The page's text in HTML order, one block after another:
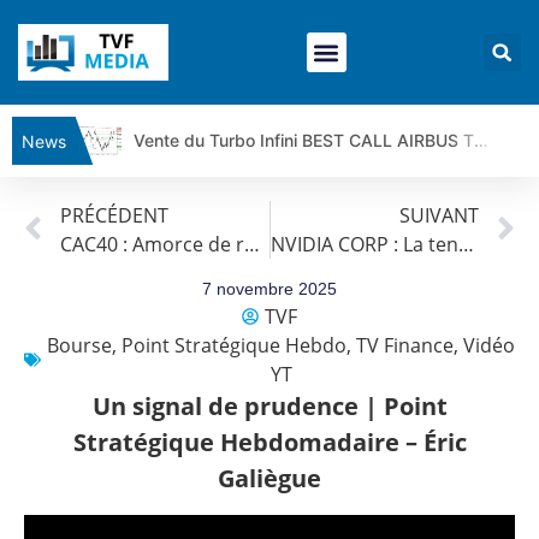
News
Vente du Turbo Infini BEST CALL AIRBUS TY80V à 3,45 € (+118 %)
Vente du Turbo infini BEST PUT COINBASE WO83V à 0,51 € (+46 %)
Jean Marie Seronie :Loi agricole : vraie réforme ou simple réponse à la colère ?| Interview Éco
PRÉCÉDENT
CAC40 : Amorce de retournement ? | Antoine Quesada – Chrono CAC
SUIVANT
NVIDIA CORP : La tendance de fond est clairement orientée à la hausse.
7 novembre 2025
TVF
Bourse, Point Stratégique Hebdo, TV Finance, Vidéo
YT
Un signal de prudence | Point
Stratégique Hebdomadaire – Éric
Galiègue